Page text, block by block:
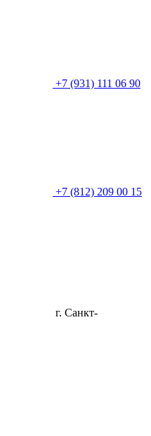
+7 (931) 111 06 90
+7 (812) 209 00 15
г. Санкт-